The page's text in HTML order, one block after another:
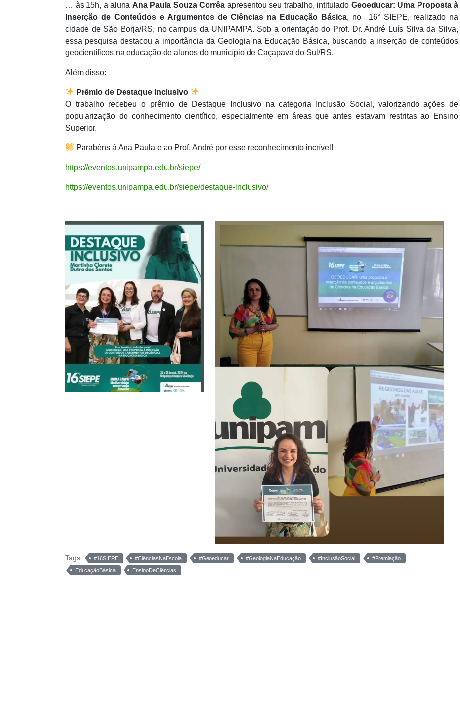
… às 15h, a aluna Ana Paula Souza Corrêa apresentou seu trabalho, intitulado Geoeducar: Uma Proposta à
Inserção de Conteúdos e Argumentos de Ciências na Educação Básica, no 16° SIEPE, realizado na
cidade de São Borja/RS, no campus da UNIPAMPA. Sob a orientação do Prof. Dr. André Luís Silva da Silva,
essa pesquisa destacou a importância da Geologia na Educação Básica, buscando a inserção de conteúdos
geocientíficos na educação de alunos do município de Caçapava do Sul/RS.
Além disso:
Prêmio de Destaque Inclusivo
O trabalho recebeu o prêmio de Destaque Inclusivo na categoria Inclusão Social, valorizando ações de
popularização do conhecimento científico, especialmente em áreas que antes estavam restritas ao Ensino
Superior.
Parabéns à Ana Paula e ao Prof. André por esse reconhecimento incrível!
https://eventos.unipampa.edu.br/siepe/
https://eventos.unipampa.edu.br/siepe/destaque-inclusivo/
Tags: #16SIEPE #CiênciasNaEscola #Geoeducar #GeologiaNaEducação #InclusãoSocial
#Premiação
EducaçãoBásica
EnsinoDeCiências